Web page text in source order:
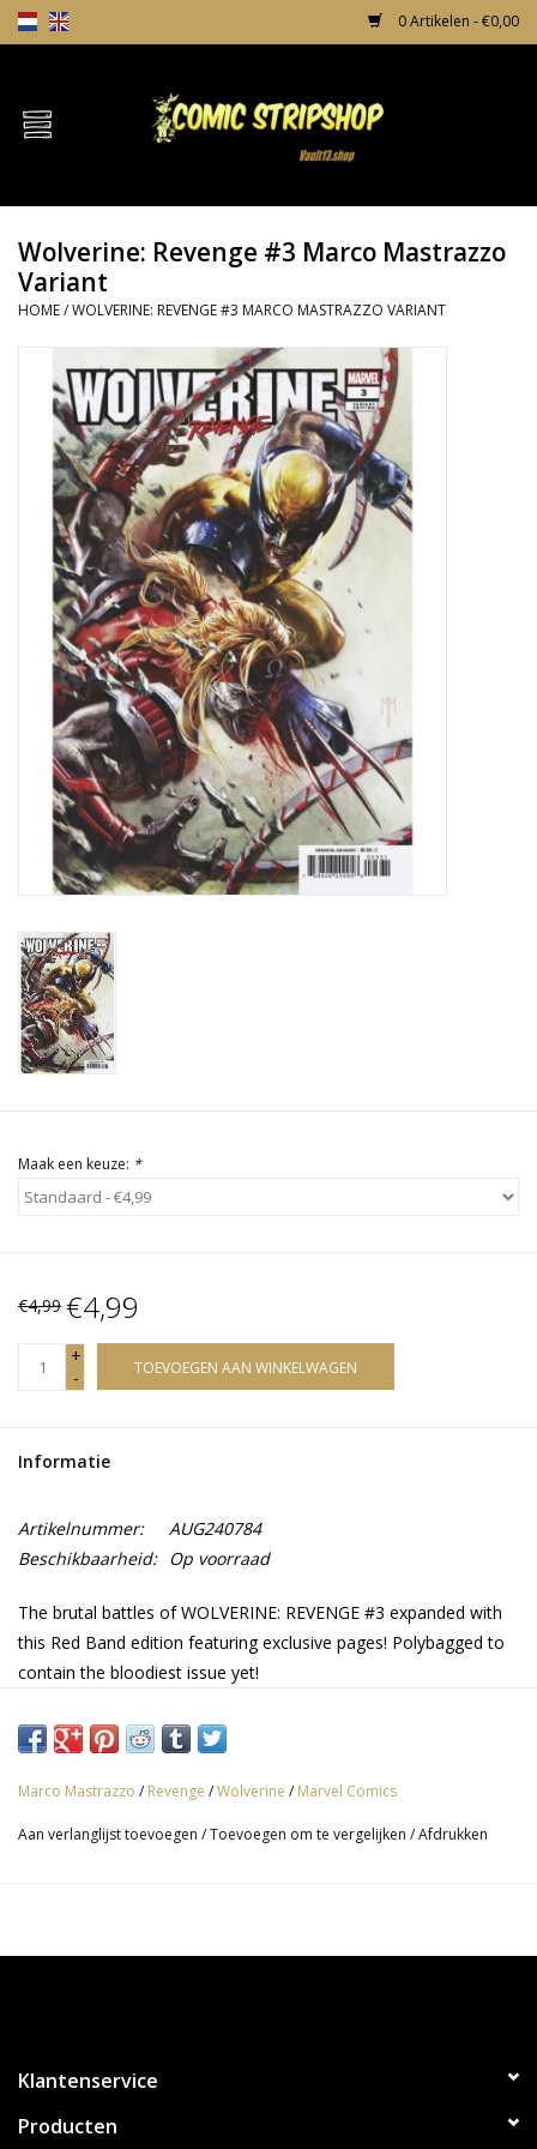
0 Artikelen - €0,00
Home
TPB's
Incentives
Comic Protection
News
Wolverine: Revenge #3 Marco Mastrazzo
Variant
HOME/WOLVERINE: REVENGE #3 MARCO MASTRAZZO VARIANT
Maak een keuze: *
€4,99 €4,99
+
-
TOEVOEGEN AAN WINKELWAGEN
Informatie
Artikelnummer:
AUG240784
Beschikbaarheid: Op voorraad
The brutal battles of WOLVERINE: REVENGE #3 expanded with
this Red Band edition featuring exclusive pages! Polybagged to
contain the bloodiest issue yet!
Marco Mastrazzo / Revenge /Wolverine / Marvel Comics
Aan verlanglijst toevoegen /Toevoegen om te vergelijken /Afdrukken
Klantenservice
Producten